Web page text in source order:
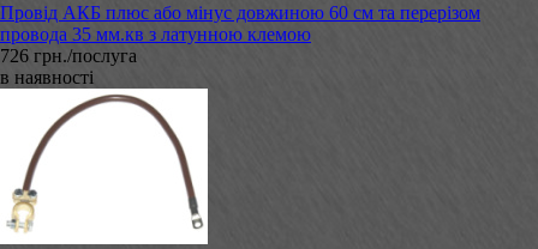
Провід АКБ плюс або мінус довжиною 60 см та перерізом
провода 35 мм.кв з латунною клемою
726 грн./послуга
в наявності